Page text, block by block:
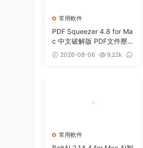
常用軟件
PDF Squeezer 4.8 for Ma
c 中文破解版 PDF文件壓
縮工具
2026-08-06
9.22k
常用軟件